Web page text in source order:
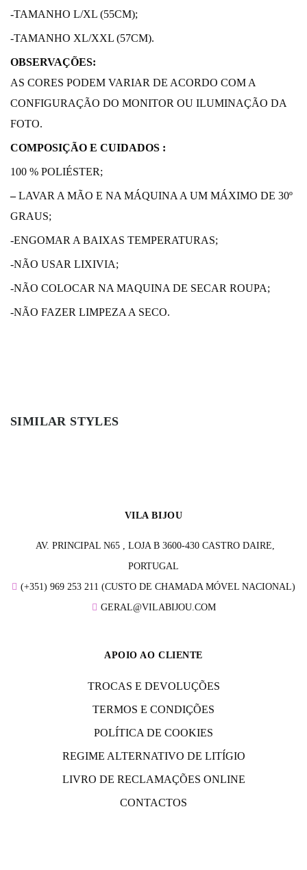
-TAMANHO L/XL (55CM);
-TAMANHO XL/XXL (57CM).
OBSERVAÇÕES:
AS CORES PODEM VARIAR DE ACORDO COM A
CONFIGURAÇÃO DO MONITOR OU ILUMINAÇÃO DA
FOTO.
COMPOSIÇÃO E CUIDADOS :
100 % POLIÉSTER;
–LAVAR A MÃO E NA MÁQUINA A UM MÁXIMO DE 30º
GRAUS;
-ENGOMAR A BAIXAS TEMPERATURAS;
-NÃO USAR LIXIVIA;
-NÃO COLOCAR NA MAQUINA DE SECAR ROUPA;
-NÃO FAZER LIMPEZA A SECO.
SIMILAR STYLES
VILA BIJOU
AV. PRINCIPAL N65 , LOJA B 3600-430 CASTRO DAIRE,
PORTUGAL
(+351) 969 253 211 (CUSTO DE CHAMADA MÓVEL NACIONAL)
GERAL@VILABIJOU.COM
APOIO AO CLIENTE
TROCAS E DEVOLUÇÕES
TERMOS E CONDIÇÕES
POLÍTICA DE COOKIES
REGIME ALTERNATIVO DE LITÍGIO
LIVRO DE RECLAMAÇÕES ONLINE
CONTACTOS